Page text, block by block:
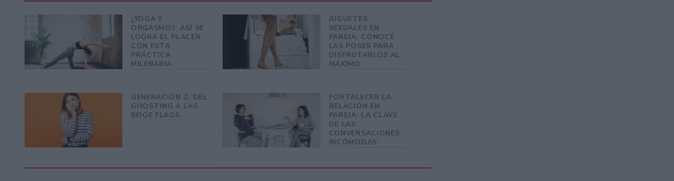
¿YOGA Y
ORGASMO?: ASÍ SE
LOGRA EL PLACER
CON ESTA
PRÁCTICA
MILENARIA
JUGUETES
SEXUALES EN
PAREJA: CONOCÉ
LAS POSES PARA
DISFRUTARLOS AL
MÁXIMO
GENERACIÓN Z: DEL
GHOSTING A LAS
BEIGE FLAGS
FORTALECER LA
RELACIÓN EN
PAREJA: LA CLAVE
DE LAS
CONVERSACIONES
INCÓMODAS